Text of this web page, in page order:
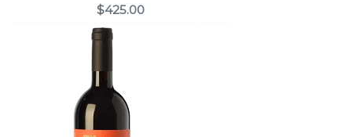
$425.00